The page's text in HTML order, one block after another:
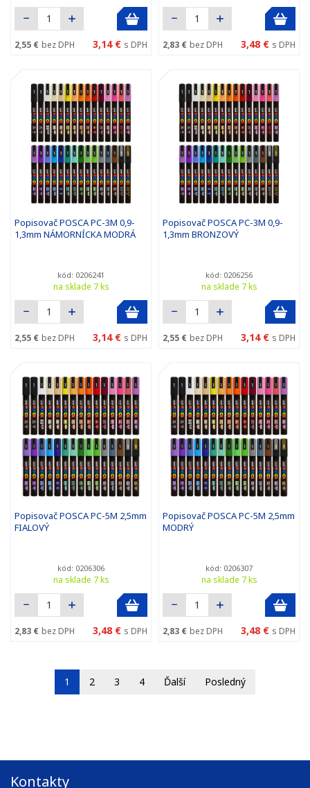
2,55 € bez DPH 3,14 € s DPH 2,83 € bez DPH 3,48 € s DPH
Popisovač POSCA PC-3M 0,9-
1,3mm NÁMORNÍCKA MODRÁ
kód: 0206241
na sklade 7 ks
2,55 € bez DPH 3,14 € s DPH
Popisovač POSCA PC-3M 0,9-
1,3mm BRONZOVÝ
kód: 0206256
na sklade 7 ks
2,55 € bez DPH 3,14 € s DPH
Popisovač POSCA PC-5M 2,5mm
FIALOVÝ
kód: 0206306
na sklade 7 ks
2,83 € bez DPH 3,48 € s DPH
Popisovač POSCA PC-5M 2,5mm
MODRÝ
kód: 0206307
na sklade 7 ks
2,83 € bez DPH 3,48 € s DPH
1 2 3 4 Ďalší Posledný
Kontakty